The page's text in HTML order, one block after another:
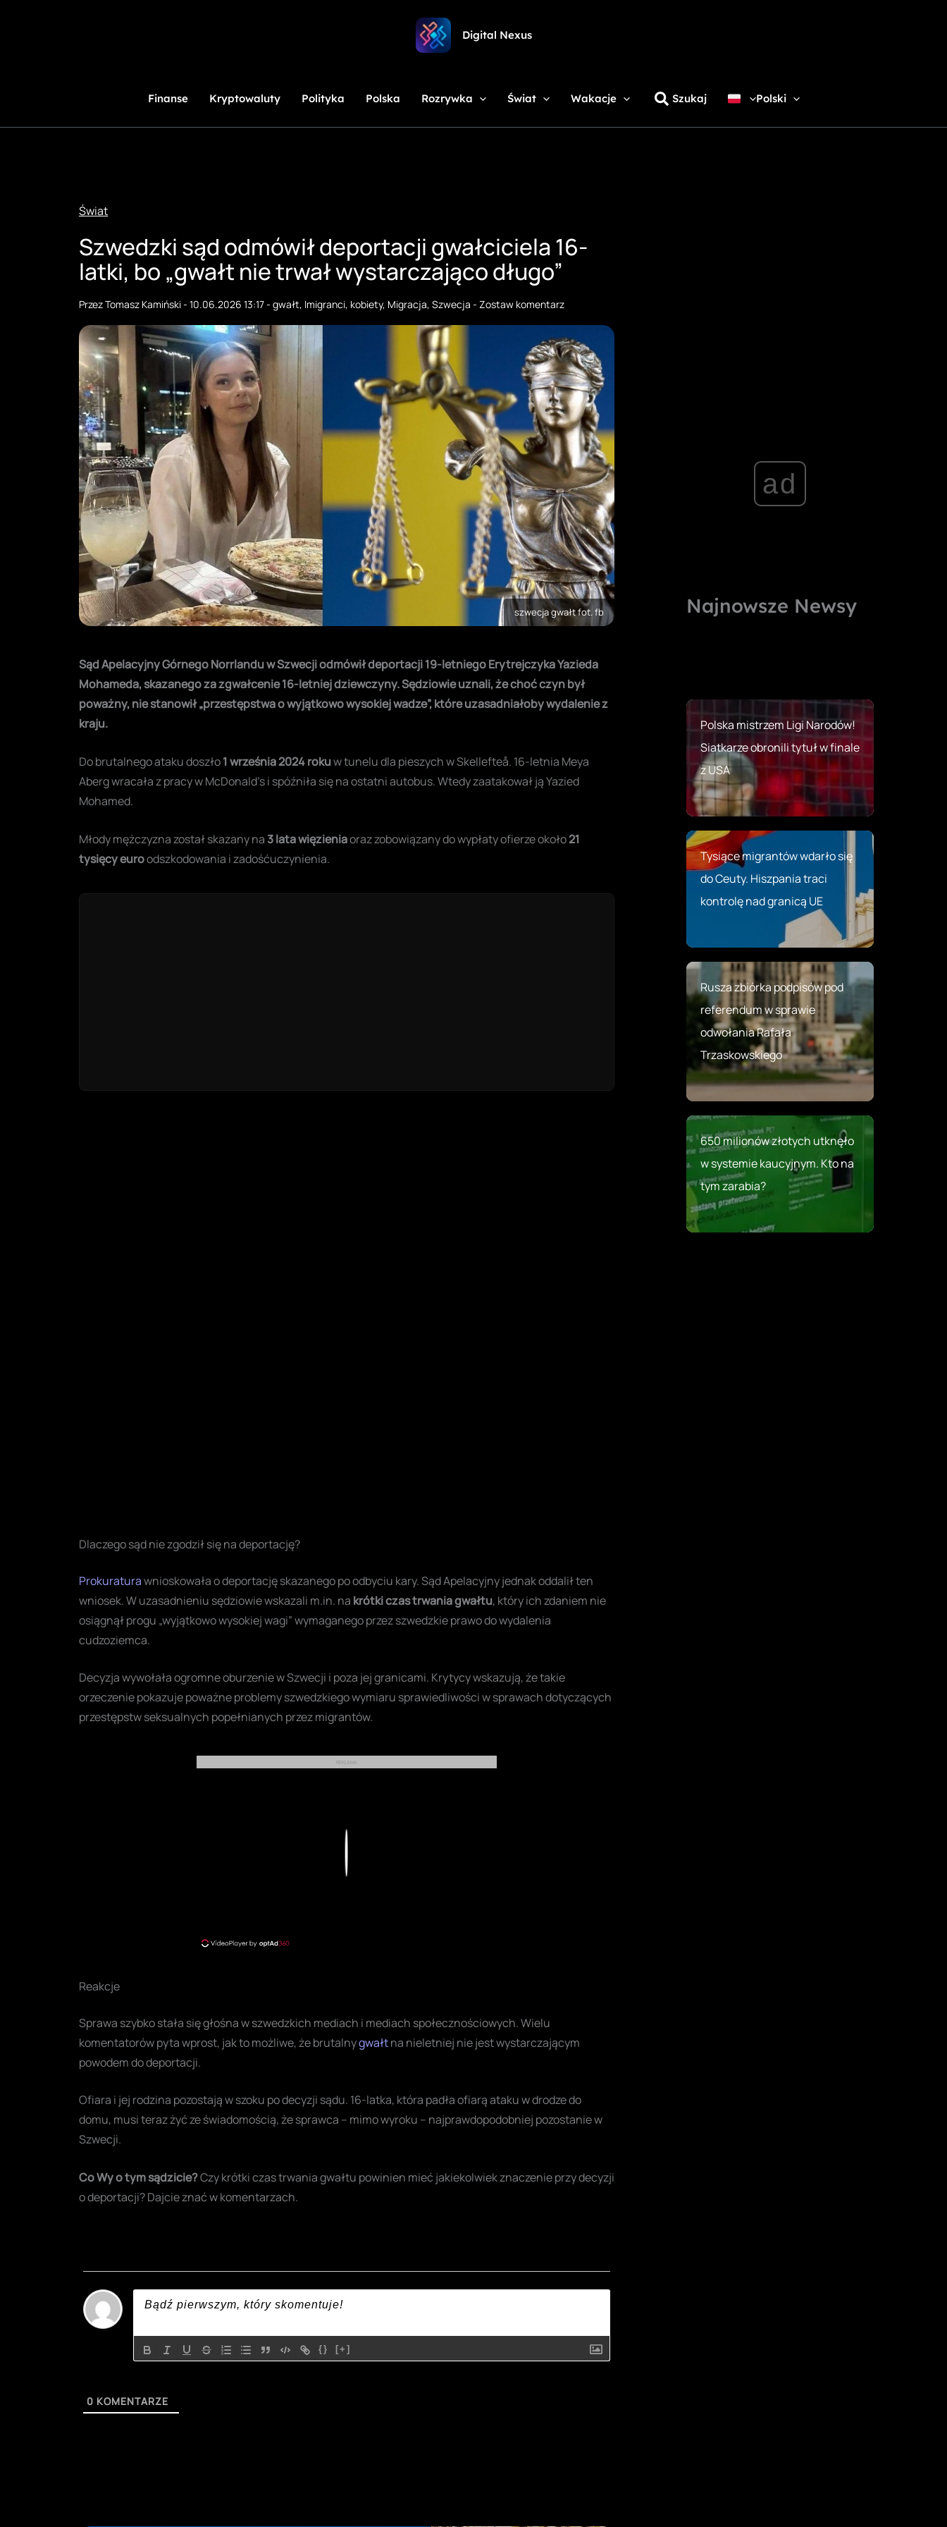
Digital Nexus
Finanse Kryptowaluty Polityka Polska Rozrywka Świat Wakacje Szukaj Polski
Świat
Szwedzki sąd odmówił deportacji gwałciciela 16-
latki, bo „gwałt nie trwał wystarczająco długo”
PrzezTomasz Kamiński- 10.06.2026 13:17- gwałt, Imigranci, kobiety, Migracja, Szwecja - Zostaw komentarz
szwecja gwałt fot. fb
Sąd Apelacyjny Górnego Norrlandu w Szwecji odmówił deportacji 19-letniego Erytrejczyka Yazieda
Mohameda, skazanego za zgwałcenie 16-letniej dziewczyny. Sędziowie uznali, że choć czyn był
poważny, nie stanowił „przestępstwa o wyjątkowo wysokiej wadze”, które uzasadniałoby wydalenie z
kraju.
Do brutalnego ataku doszło1 września 2024 rokuw tunelu dla pieszych w Skellefteå. 16-letnia Meya
Aberg wracała z pracy w McDonald’s i spóźniła się na ostatni autobus. Wtedy zaatakował ją Yazied
Mohamed.
Młody mężczyzna został skazany na3 lata więzieniaoraz zobowiązany do wypłaty ofierze około21
tysięcy euroodszkodowania i zadośćuczynienia.
Dlaczego sąd nie zgodził się na deportację?
Prokuraturawnioskowała o deportację skazanego po odbyciu kary. Sąd Apelacyjny jednak oddalił ten
wniosek. W uzasadnieniu sędziowie wskazali m.in. na krótki czas trwania gwałtu, który ich zdaniem nie
osiągnął progu „wyjątkowo wysokiej wagi” wymaganego przez szwedzkie prawo do wydalenia
cudzoziemca.
Decyzja wywołała ogromne oburzenie w Szwecji i poza jej granicami. Krytycy wskazują, że takie
orzeczenie pokazuje poważne problemy szwedzkiego wymiaru sprawiedliwości w sprawach dotyczących
przestępstw seksualnych popełnianych przez migrantów.
REKLAMA
Reakcje
Sprawa szybko stała się głośna w szwedzkich mediach i mediach społecznościowych. Wielu
komentatorów pyta wprost, jak to możliwe, że brutalnygwałtna nieletniej nie jest wystarczającym
powodem do deportacji.
Ofiara i jej rodzina pozostają w szoku po decyzji sądu. 16-latka, która padła ofiarą ataku w drodze do
domu, musi teraz żyć ze świadomością, że sprawca – mimo wyroku – najprawdopodobniej pozostanie w
Szwecji.
Co Wy o tym sądzicie?Czy krótki czas trwania gwałtu powinien mieć jakiekolwiek znaczenie przy decyzji
o deportacji? Dajcie znać w komentarzach.
{} [+]
0 KOMENTARZE
ad
Najnowsze Newsy
Polska mistrzem Ligi Narodów!
Siatkarze obronili tytuł w finale
z USA
Tysiące migrantów wdarło się
do Ceuty. Hiszpania traci
kontrolę nad granicą UE
Rusza zbiórka podpisów pod
referendum w sprawie
odwołania Rafała
Trzaskowskiego
650 milionów złotych utknęło
w systemie kaucyjnym. Kto na
tym zarabia?